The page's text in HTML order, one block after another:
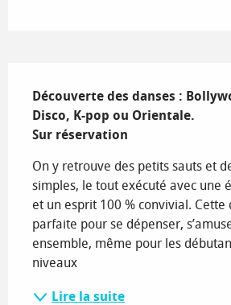
Découverte des danses :
Disco, K-pop ou Orientale.
Sur réservation
On y retrouve des petits sauts et
simples, le tout exécuté avec une
et un esprit 100 % convivial. Cette
parfaite pour se dépenser,
ensemble, même pour les
niveaux
Lire la suite